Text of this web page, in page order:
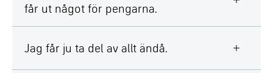
får ut något för pengarna.
Jag får ju ta del av allt ändå.